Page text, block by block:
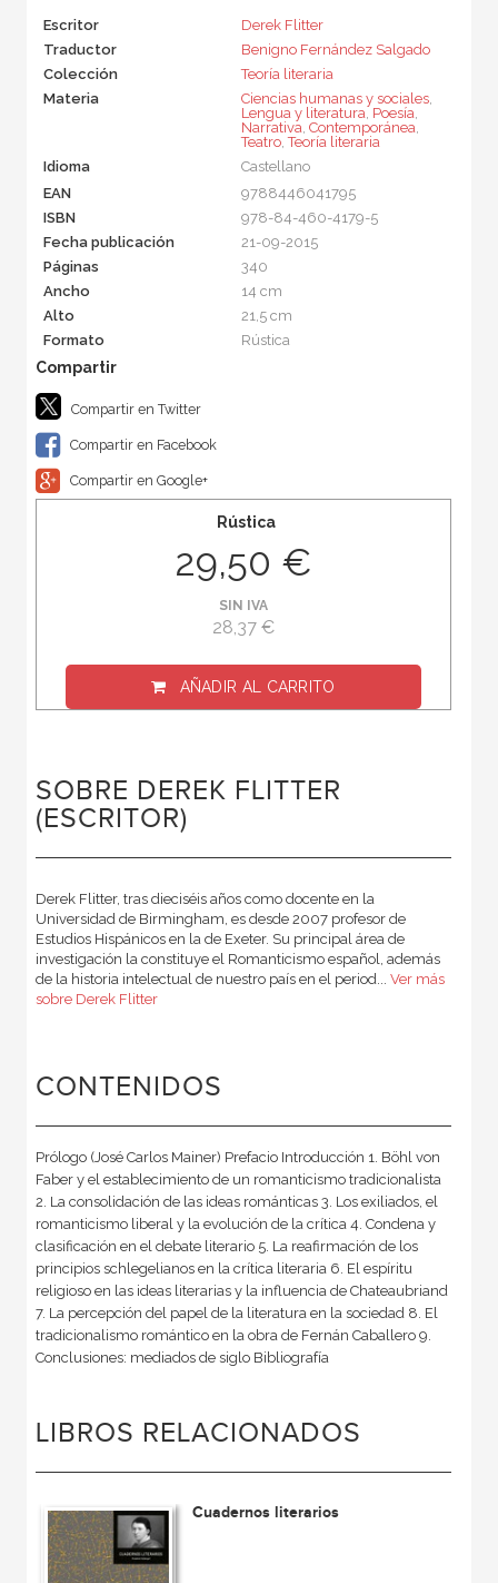
Escritor
Derek Flitter
Traductor
Benigno Fernández Salgado
Colección
Teoría literaria
Materia
Ciencias humanas y sociales,
Lengua y literatura, Poesía,
Narrativa, Contemporánea,
Teatro,Teoría literaria
Idioma
Castellano
EAN
9788446041795
ISBN
978-84-460-4179-5
Fecha publicación
21-09-2015
Páginas
340
Ancho
14 cm
Alto
21,5 cm
Formato
Rústica
Compartir en Twitter
Compartir en Facebook
Compartir en Google+
Rústica
29,50 €
SIN IVA
28,37 €
AÑADIR AL CARRITO
SOBRE DEREK FLITTER
(ESCRITOR)
Derek Flitter, tras dieciséis años como docente en la
Universidad de Birmingham, es desde 2007 profesor de
Estudios Hispánicos en la de Exeter. Su principal área de
investigación la constituye el Romanticismo español, además
de la historia intelectual de nuestro país en el period... Ver más
sobre Derek Flitter
CONTENIDOS
Prólogo (José Carlos Mainer) Prefacio Introducción 1. Böhl von
Faber y el establecimiento de un romanticismo tradicionalista
2. La consolidación de las ideas románticas 3. Los exiliados, el
romanticismo liberal y la evolución de la crítica 4. Condena y
clasificación en el debate literario 5. La reafirmación de los
principios schlegelianos en la crítica literaria 6. El espíritu
religioso en las ideas literarias y la influencia de Chateaubriand
7. La percepción del papel de la literatura en la sociedad 8. El
tradicionalismo romántico en la obra de Fernán Caballero 9.
Conclusiones: mediados de siglo Bibliografía
LIBROS RELACIONADOS
Cuadernos literarios